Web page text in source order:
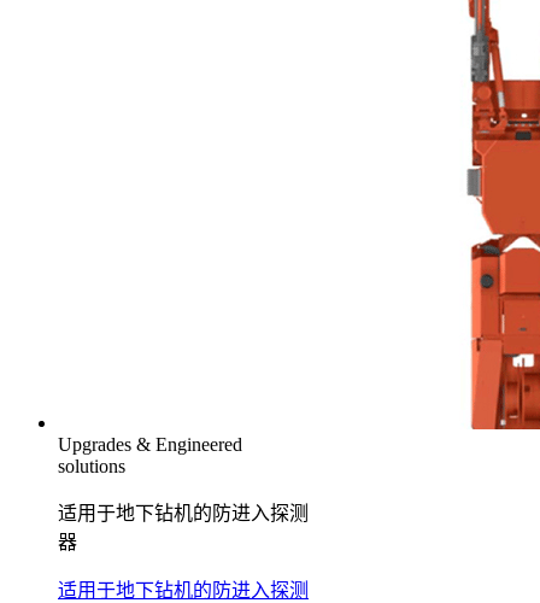
Upgrades & Engineered
solutions
适用于地下钻机的防进入探测
器
适用于地下钻机的防进入探测